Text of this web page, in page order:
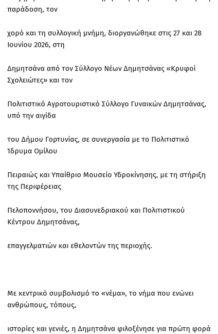
παράδοση, τον
χορό και τη συλλογική μνήμη, διοργανώθηκε στις 27 και 28
Ιουνίου 2026, στη
Δημητσάνα από τον Σύλλογο Νέων Δημητσάνας «Κρυφοί
Σχολειώτες» και τον
Πολιτιστικό Αγροτουριστικό Σύλλογο Γυναικών Δημητσάνας,
υπό την αιγίδα
του Δήμου Γορτυνίας, σε συνεργασία με το Πολιτιστικό
Ίδρυμα Ομίλου
Πειραιώς και Υπαίθριο Μουσείο Υδροκίνησης, με τη στήριξη
της Περιφέρειας
Πελοποννήσου, του Διασυνεδριακού και Πολιτιστικού
Κέντρου Δημητσάνας,
επαγγελματιών και εθελοντών της περιοχής.
Με κεντρικό συμβολισμό το «νέμα», το νήμα που ενώνει
ανθρώπους, τόπους,
ιστορίες και γενιές, η Δημητσάνα φιλοξένησε για πρώτη φορά